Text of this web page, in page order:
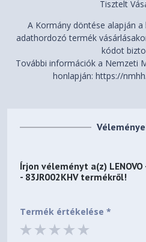
Green Certifications
Tisztelt
A Kormány döntése alapján
adathordozó termék
kódot
További információk a Nemzeti
honlapján: https://
Írjon véleményt a(z)
- 83JR002KHVtermékről!
Termék értékelése *